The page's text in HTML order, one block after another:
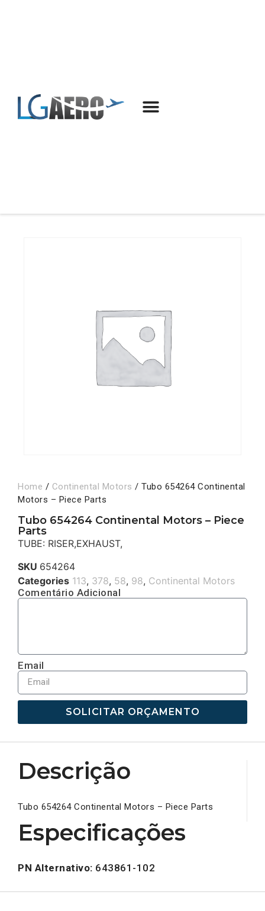
Home / Continental Motors / Tubo 654264 Continental
Motors – Piece Parts
Tubo 654264 Continental Motors – Piece
Parts
TUBE: RISER,EXHAUST,
SKU 654264
Categories 113, 378, 58, 98, Continental Motors
Comentário Adicional
Email
SOLICITAR ORÇAMENTO
Descrição
Tubo 654264 Continental Motors – Piece Parts
Especificações
PN Alternativo: 643861-102